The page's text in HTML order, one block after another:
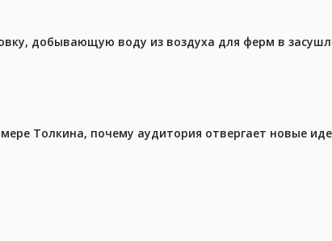
добывающую воду из воздуха для ферм в
Толкина, почему аудитория отвергает новые